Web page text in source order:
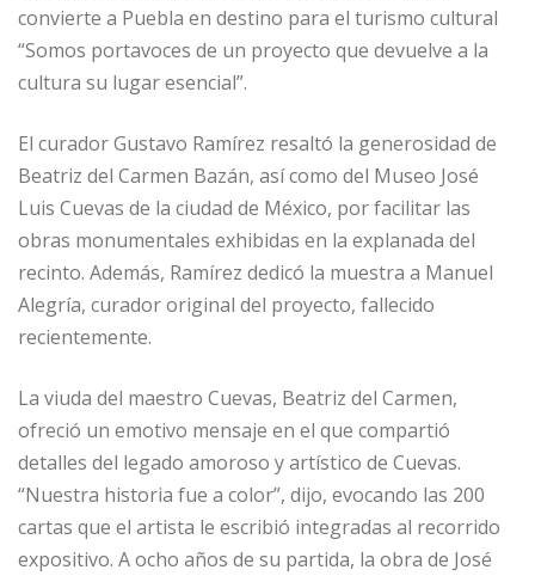
convierte a Puebla en destino para el turismo cultural
“Somos portavoces de un proyecto que devuelve a la
cultura su lugar esencial”.
El curador Gustavo Ramírez resaltó la generosidad de
Beatriz del Carmen Bazán, así como del Museo José
Luis Cuevas de la ciudad de México, por facilitar las
obras monumentales exhibidas en la explanada del
recinto. Además, Ramírez dedicó la muestra a Manuel
Alegría, curador original del proyecto, fallecido
recientemente.
La viuda del maestro Cuevas, Beatriz del Carmen,
ofreció un emotivo mensaje en el que compartió
detalles del legado amoroso y artístico de Cuevas.
“Nuestra historia fue a color”, dijo, evocando las 200
cartas que el artista le escribió integradas al recorrido
expositivo. A ocho años de su partida, la obra de José